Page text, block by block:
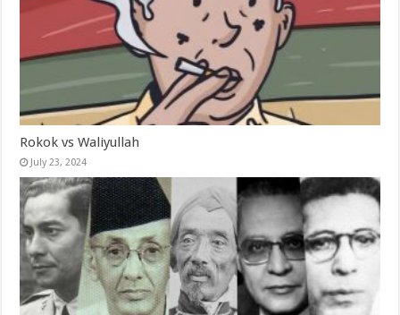
Rokok vs Waliyullah
July 23, 2024